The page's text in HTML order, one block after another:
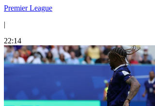
Premier League
|
22:14